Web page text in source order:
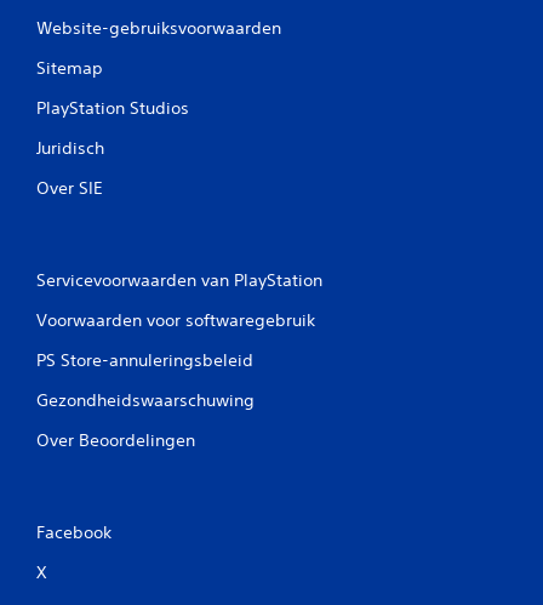
Website-gebruiksvoorwaarden
Sitemap
PlayStation Studios
Juridisch
Over SIE
Servicevoorwaarden van PlayStation
Voorwaarden voor softwaregebruik
PS Store-annuleringsbeleid
Gezondheidswaarschuwing
Over Beoordelingen
Facebook
X